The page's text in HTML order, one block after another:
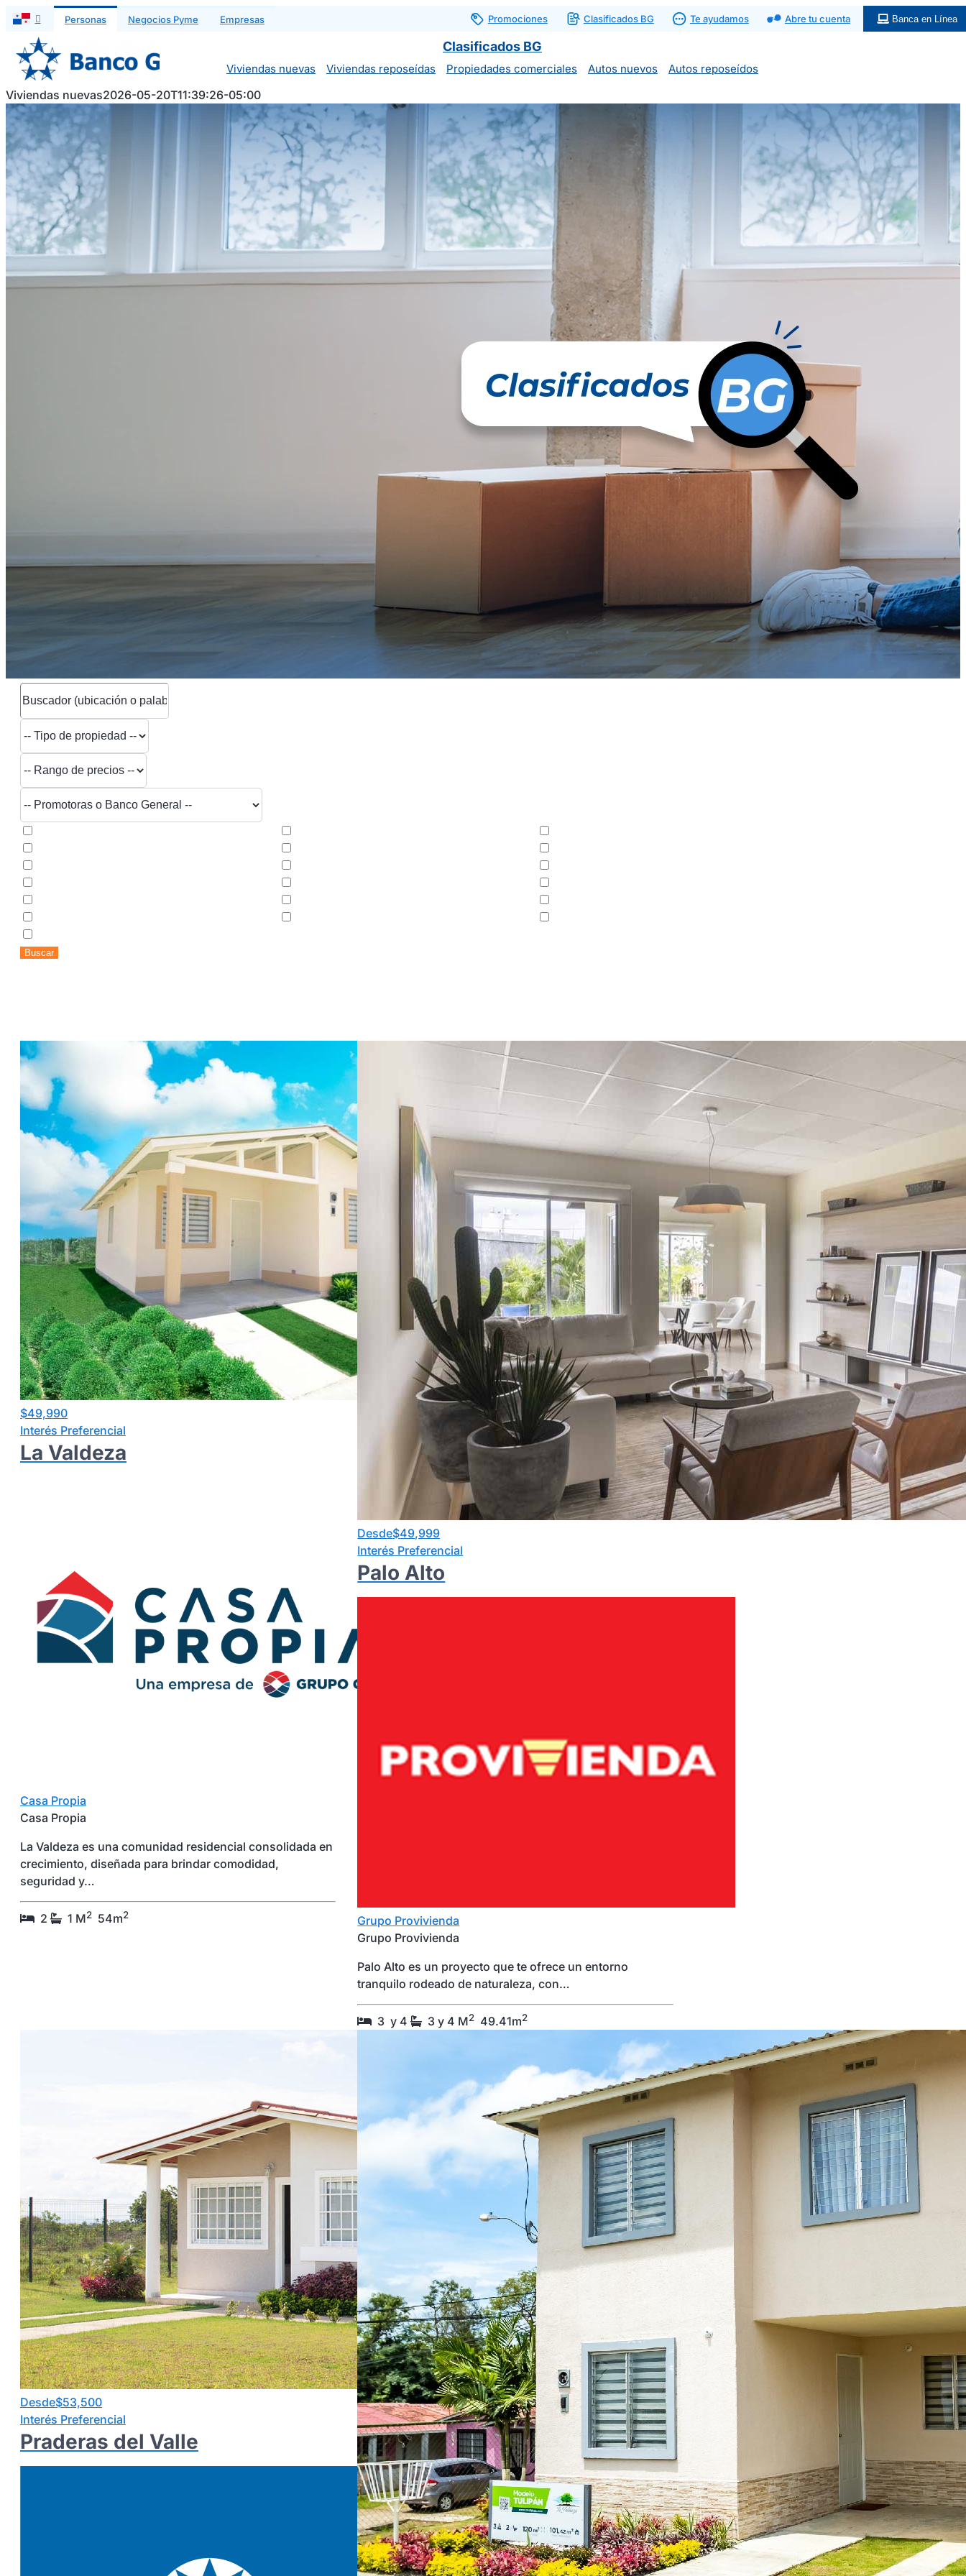
Saltar
contenido
Personas Negocios Pyme Empresas Promociones Clasificados BG Te ayudamos Abre tu cuenta Banca en Línea
Clasificados BG
Viviendas nuevas Viviendas reposeídas Propiedades comerciales Autos nuevos Autos reposeídos
Viviendas nuevas2026-05-20T11:39:26-05:00
Buscar
$49,990
Interés Preferencial
La Valdeza
Casa Propia
Casa Propia
La Valdeza es una comunidad residencial consolidada en
crecimiento, diseñada para brindar comodidad,
seguridad y…
2 1 M2 54m2
Desde$49,999
Interés Preferencial
Palo Alto
Grupo Provivienda
Grupo Provivienda
Palo Alto es un proyecto que te ofrece un entorno
tranquilo rodeado de naturaleza, con…
3 y 4 3 y 4 M2 49.41m2
Desde$53,500
Interés Preferencial
Praderas del Valle